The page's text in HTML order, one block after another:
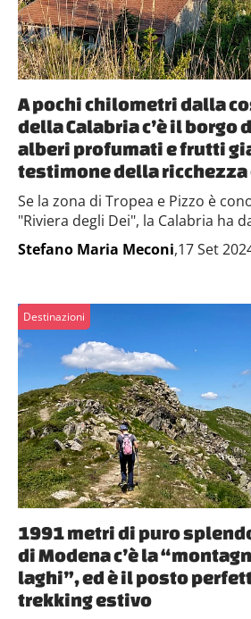
A pochi chilometri dalla
della Calabria c’è il borgo
alberi profumati e frutti
testimone della
Se la zona di Tropea e Pizzo è
"Riviera degli Dei", la Calabria ha
Stefano Maria Meconi,17 Set
Destinazioni
1991 metri di puro
di Modena c’è la
laghi”, ed è il posto
trekking estivo